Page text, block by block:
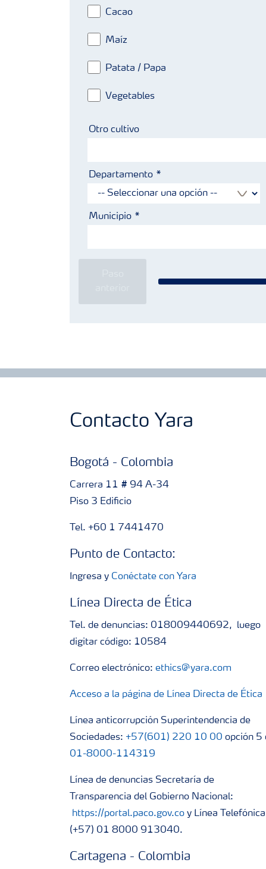
Cacao
Maíz
Patata / Papa
Vegetables
Otro cultivo
Departamento
Municipio
Contacto Yara
Bogotá - Colombia
Carrera 11 # 94 A-34
Piso 3 Edificio
Tel. +60 1 7441470
Punto de Contacto:
Ingresa y Conéctate con Yara
Línea Directa de Ética
Tel. de denuncias: 018009440692, luego
digitar código: 10584
Correo electrónico: ethics@yara.com
Acceso a la página de Línea Directa de Ética
Línea anticorrupción Superintendencia de
Sociedades: +57(601) 220 10 00 opción 5
01-8000-114319
Línea de denuncias Secretaría de
Transparencia del Gobierno Nacional:
https://portal.paco.gov.co y Línea Telefónica
(+57) 01 8000 913040.
Cartagena - Colombia